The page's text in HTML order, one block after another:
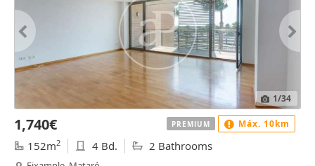
1/34
1,740€
152m2 4 Bd. 2 Bathrooms
PREMIUM Máx. 10km